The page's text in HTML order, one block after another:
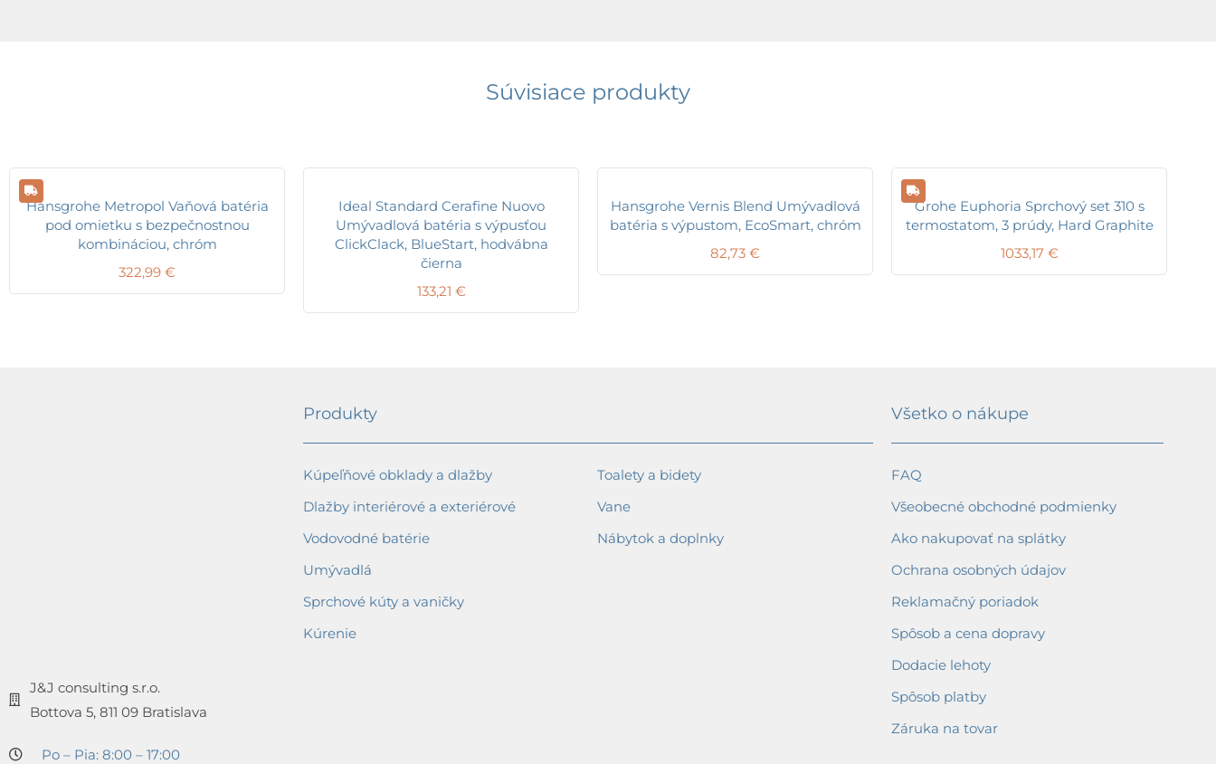
Súvisiace produkty
Hansgrohe Metropol Vaňová batéria
pod omietku s bezpečnostnou
kombináciou, chróm
322,99 €
Ideal Standard Cerafine Nuovo
Umývadlová batéria s výpusťou
ClickClack, BlueStart, hodvábna
čierna
133,21 €
Hansgrohe Vernis Blend Umývadlová
batéria s výpustom, EcoSmart, chróm
82,73 €
Grohe Euphoria Sprchový set 310 s
termostatom, 3 prúdy, Hard Graphite
1033,17 €
J&J consulting s.r.o.
Bottova 5, 811 09 Bratislava
Po – Pia: 8:00 – 17:00
Produkty
Kúpeľňové obklady a dlažby
Dlažby interiérové a exteriérové
Vodovodné batérie
Umývadlá
Sprchové kúty a vaničky
Kúrenie
Toalety a bidety
Vane
Nábytok a doplnky
Všetko o nákupe
FAQ
Všeobecné obchodné podmienky
Ako nakupovať na splátky
Ochrana osobných údajov
Reklamačný poriadok
Spôsob a cena dopravy
Dodacie lehoty
Spôsob platby
Záruka na tovar